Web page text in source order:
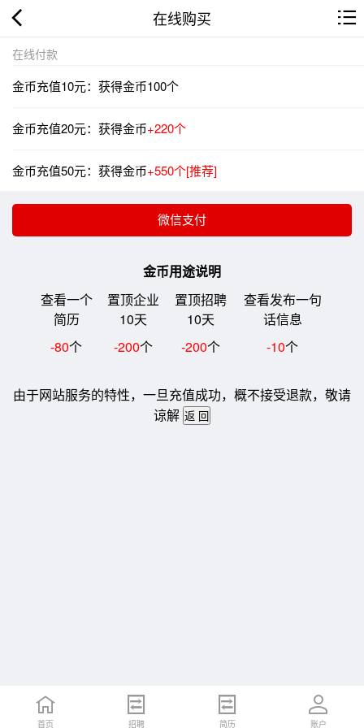
在线购买
在线付款
金币充值10元：获得金币100个
金币充值20元：获得金币+220个
金币充值50元：获得金币+550个[推荐]
金币用途说明
查看一个
简历
置顶企业
10天
置顶招聘
10天
查看发布一句
话信息
-80个 -200个 -200个 -10个
由于网站服务的特性，一旦充值成功，概不接受退款，敬请
谅解
首页 招聘 简历 账户